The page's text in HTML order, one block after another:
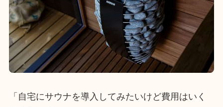
「自宅にサウナを導入してみたいけど費用はいく